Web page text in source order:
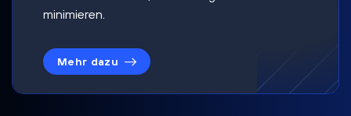
minimieren.
Mehr dazu